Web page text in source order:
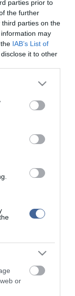
parties prior to
the further
parties on the
may
IAB’s List of
it to other
or more Google
You may click to
party tags to
in below Google
or
az infláció
2022.05.10 21:11
2022.03.29 16:11